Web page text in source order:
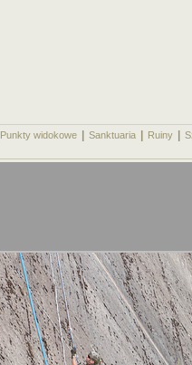
Punkty widokowe Sanktuaria Ruiny